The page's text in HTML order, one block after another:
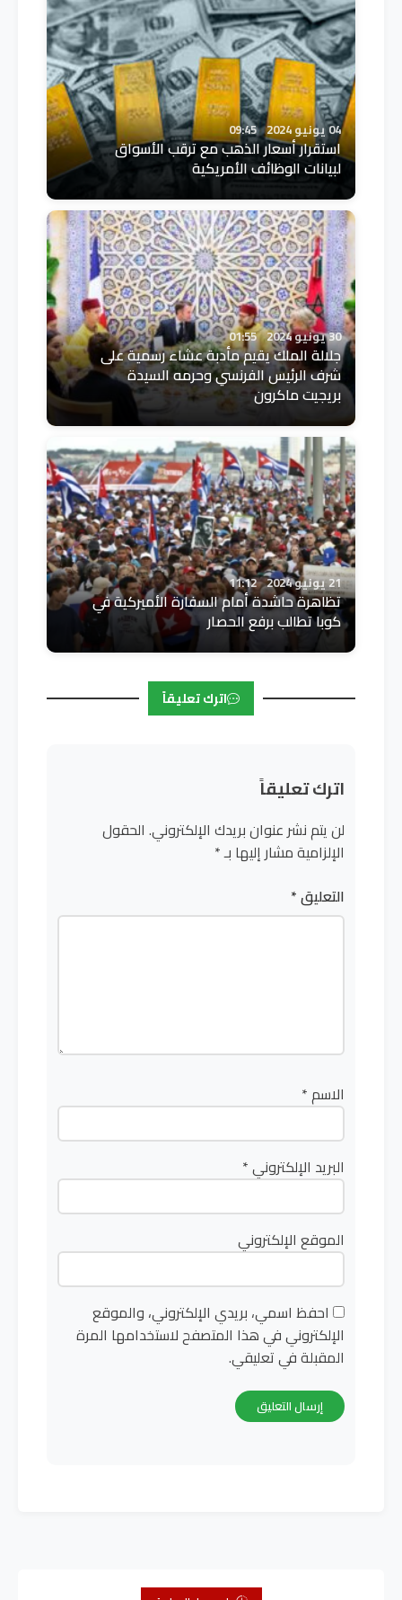
04 يونيو 2024 09:45
استقرار أسعار الذهب مع ترقب الأسواق
لبيانات الوظائف الأمريكية
30 يونيو 2024 01:55
جلالة الملك يقيم مأدبة عشاء رسمية على
شرف الرئيس الفرنسي وحرمه السيدة
بريجيت ماكرون
21 يونيو 2024 11:12
تظاهرة حاشدة أمام السفارة الأميركية في
كوبا تطالب برفع الحصار
اترك تعليقاً
اترك تعليقاً
لن يتم نشر عنوان بريدك الإلكتروني. الحقول
الإلزامية مشار إليها بـ*
التعليق*
الاسم*
البريد الإلكتروني*
الموقع الإلكتروني
احفظ اسمي، بريدي الإلكتروني، والموقع
الإلكتروني في هذا المتصفح لاستخدامها المرة
المقبلة في تعليقي.